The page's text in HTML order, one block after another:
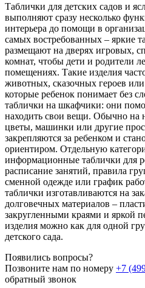
Таблички для детских садов и
выполняют сразу несколько
интерьера до помощи в
самых востребованных – яркие
размещают на дверях игровых,
комнат, чтобы дети и родители
помещениях. Такие изделия
животных, сказочных героев
которые ребенок понимает без
таблички на шкафчики: они
находить свои вещи. Обычно на
цветы, машинки или другие
закрепляются за ребенком и
ориентиром. Отдельную
информационные таблички для
расписание занятий, правила
сменной одежде или график
таблички изготавливаются на
долговечных материалов –
закругленными краями и яркой
изделия можно как для одной
детского сада.
Появились вопросы?
Позвоните нам по номеру +7
обратный звонок